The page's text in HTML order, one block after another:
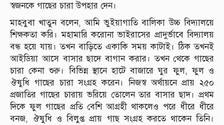
স্বজনকে গাছের চারা উপহার দেন।
মাহবুবা খাতুন বলেন, আমি ভুইয়াগাতি বালিকা উচ্চ বিদ্যালয়ে
শিক্ষকতা করি। মহামারি করোনা ভাইরাসের প্রাদুর্ভাবে বিদ্যালয়
বন্ধ হয়ে যায়। তখন বাড়িতে একাকি সময় কাটাই। ঠিক তখনই
আইডিয়া আসে বাসার ছাদে বাগান করার। তখন থেকে গাছের
চারা কেনা শুরু। বিভিন্ন স্থানে হাটে বাজারে ঘুর ফুল, ফুল ও
ঔষুধি গাছের চারা সংগ্রহ করেন। নিজস্ব অর্থায়নে প্রায় ২৫০
প্রজাতির গাছের চারায় ভরিয়ে তোলেন তার বাসার ছাদ। প্রথম
দিকে ফুল গাছের প্রতি বেশি আগ্রহী থাকলেও পরে ধীরে ধীরে
বনজ, ঔষুধি ও বিলুপ্ত প্রায় গাছ সংগ্রহ করতে থাকেন তিনি।